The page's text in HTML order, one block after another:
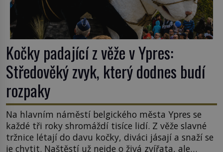
Kočky padající z věže v Ypres:
Středověký zvyk, který dodnes budí
rozpaky
Na hlavním náměstí belgického města Ypres se
každé tři roky shromáždí tisíce lidí. Z věže slavné
tržnice létají do davu kočky, diváci jásají a snaží se
je chytit. Naštěstí už nejde o živá zvířata, ale